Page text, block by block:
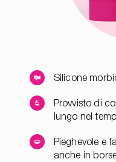
Silicone
Provvisto di
lungo nel
Pieghevole e
anche in